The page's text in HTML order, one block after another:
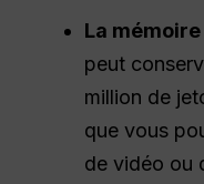
La mémoire
peut
million de
que vous
de vidéo ou